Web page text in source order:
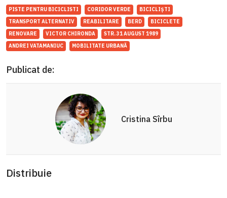
PISTE PENTRU BICICLISTI CORIDOR VERDE
BICICLIȘTI
TRANSPORT ALTERNATIV
REABILITARE BERD
BICICLETE
RENOVARE
VICTOR CHIRONDA
STR. 31 AUGUST 1989
ANDREI VATAMANIUC
MOBILITATE URBANĂ
Publicat de:
Cristina Sîrbu
Distribuie